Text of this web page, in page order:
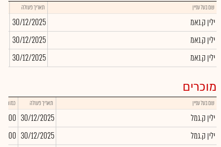
שם בעל עניין תאריך פעולה
ילין ק.נאמ 30/12/2025
ילין ק.נאמ
30/12/2025
ילין ק.נאמ
30/12/2025
מוכרים
שם בעל עניין תאריך פעולה כמות
ילין ק.גמל 30/12/2025
-7,200
ילין ק.גמל
30/12/2025